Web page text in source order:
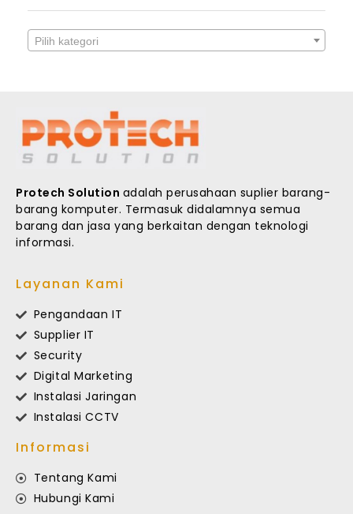
Pilih kategori
Protech Solution adalah perusahaan suplier barang-
barang komputer. Termasuk didalamnya semua
barang dan jasa yang berkaitan dengan teknologi
informasi.
Layanan Kami
Pengandaan IT
Supplier IT
Security
Digital Marketing
Instalasi Jaringan
Instalasi CCTV
Informasi
Tentang Kami
Hubungi Kami